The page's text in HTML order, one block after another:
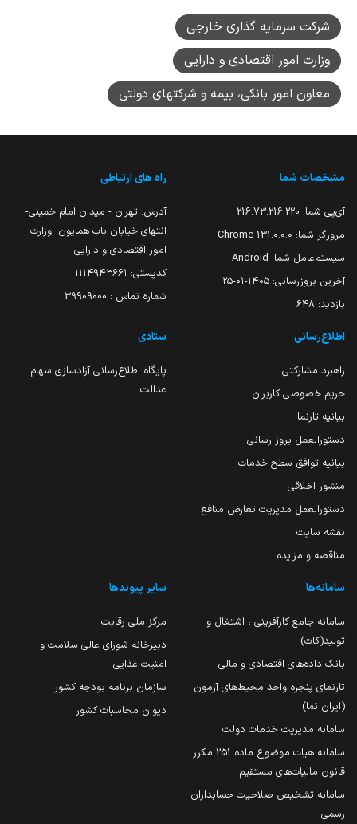
شرکت سرمایه گذاری خارجی
وزارت امور اقتصادی و دارایی
معاون امور بانکی، بیمه و شرکتهای دولتی
مشخصات شما
آی‌پی شما: 216.73.216.220
مرورگر شما: 131.0.0.0 Chrome
سیستم‌عامل شما: Android
آخرین بروزرسانی: ۱۴۰۵-۰۱-۲۵
بازدید: 648
راه های ارتباطی
آدرس: تهران - میدان امام خمینی-
انتهای خیابان باب همایون- وزارت
امور اقتصادی و دارایی
کدپستی: ۱۱۱۴۹۴۳۶۶۱
شماره تماس : 39909000
اطلاع‌رسانی
راهبرد مشارکتی
حریم خصوصی کاربران
بیانیه تارنما
دستورالعمل بروز رسانی
بیانیه توافق سطح خدمات
منشور اخلاقی
دستورالعمل مدیریت تعارض منافع
نقشه سایت
مناقصه و مزایده
ستادی
پایگاه اطلاع‌رسانی آزادسازی سهام
عدالت
سامانه‌ها
سامانه جامع کارآفرینی ، اشتغال و
تولید(کات)
بانک داده‌های اقتصادی و مالی
تارنمای پنجره واحد محیط‌های آزمون
(ایران تما)
سامانه مدیریت خدمات دولت
سامانه هیات موضوع ماده 251 مکرر
قانون مالیات‌های مستقیم
سامانه تشخیص صلاحیت حسابداران
رسمی
سایر پیوندها
مرکز ملی رقابت
دبیرخانه شورای عالی سلامت و
امنیت غذایی
سازمان برنامه بودجه کشور
دیوان محاسبات کشور